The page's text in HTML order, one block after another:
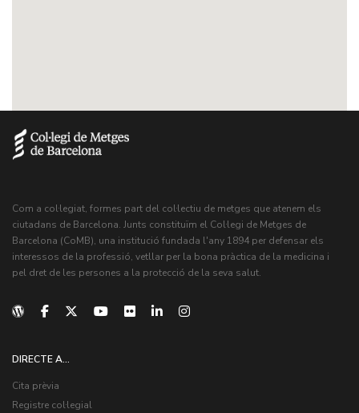
Com a col·legiat, formes part del col·lectiu de metges que atenem els
ciutadans de Barcelona. Junts constituïm el Col·legi de Metges de
Barcelona (CoMB), una institució fundada l'any 1894 per defensar els
interessos de la professió, vetllar per la bona pràctica de la medicina i
pel dret de les persones a la protecció de la seva salut.
DIRECTE A...
Cita prèvia
Registre col·legial